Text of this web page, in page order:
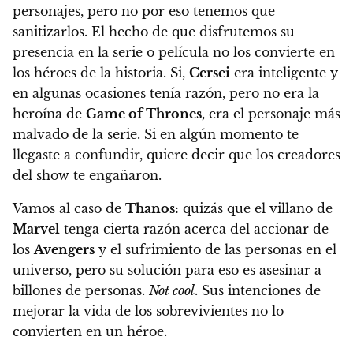
personajes, pero no por eso tenemos que
sanitizarlos. El hecho de que disfrutemos su
presencia en la serie o película no los convierte en
los héroes de la historia. Si, Cersei era inteligente y
en algunas ocasiones tenía razón, pero no era la
heroína de Game of Thrones, era el personaje más
malvado de la serie. Si en algún momento te
llegaste a confundir, quiere decir que los creadores
del show te engañaron.
Vamos al caso de Thanos: quizás que el villano de
Marvel tenga cierta razón acerca del accionar de
losAvengers y el sufrimiento de las personas en el
universo, pero su solución para eso es asesinar a
billones de personas. Not cool. Sus intenciones de
mejorar la vida de los sobrevivientes no lo
convierten en un héroe.